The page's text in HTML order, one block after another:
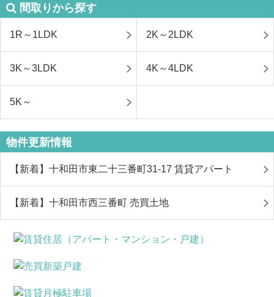
間取りから探す
1R～1LDK 2K～2LDK
3K～3LDK 4K～4LDK
5K～
物件更新情報
【新着】十和田市東二十三番町31-17 賃貸アパート
【新着】十和田市西三番町 売買土地